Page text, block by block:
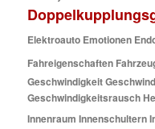
Elektroauto Emotionen
Fahreigenschaften
Geschwindigkeit
Geschwindigkeitsrausch
Innenraum Innenschultern